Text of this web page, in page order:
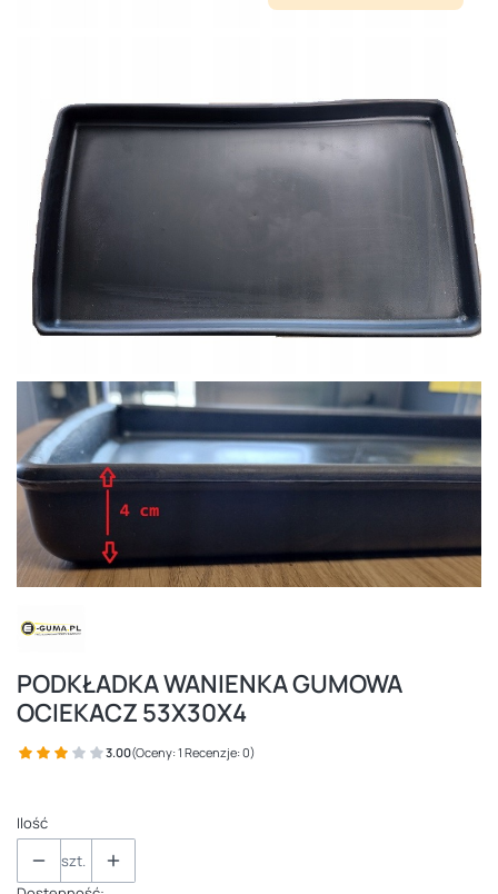
PODKŁADKA WANIENKA GUMOWA
OCIEKACZ 53X30X4
3.00(Oceny: 1 Recenzje: 0)
Ilość
szt.